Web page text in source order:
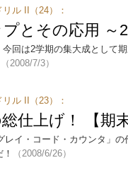
ル II（24）：
とその応用 ～
回は2学期の集大成として
（2008/7/3）
ル II（23）：
仕上げ！ 【期
レイ・コード・カウンタ」
（2008/6/26）